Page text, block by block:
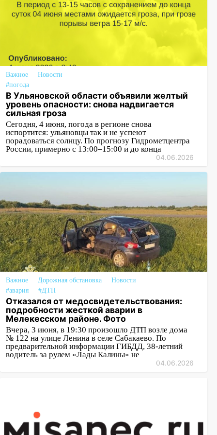
Важное
Новости
#погода
В Ульяновской области объявили желтый
уровень опасности: снова надвигается
сильная гроза
Сегодня, 4 июня, погода в регионе снова
испортится: ульяновцы так и не успеют
порадоваться солнцу. По прогнозу Гидрометцентра
России, примерно с 13:00–15:00 и до конца
04.06.2026
Важное Дорожная обстановка
Новости
#авария
#ДТП
Отказался от медосвидетельствования:
подробности жесткой аварии в
Мелекесском районе. Фото
Вчера, 3 июня, в 19:30 произошло ДТП возле дома
№ 122 на улице Ленина в селе Сабакаево. По
предварительной информации ГИБДД, 38-летний
водитель за рулем «Лады Калины» не
04.06.2026